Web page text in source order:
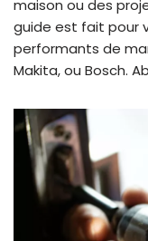
maison ou des
guide est fait pour
performants de
Makita, ou Bosch.